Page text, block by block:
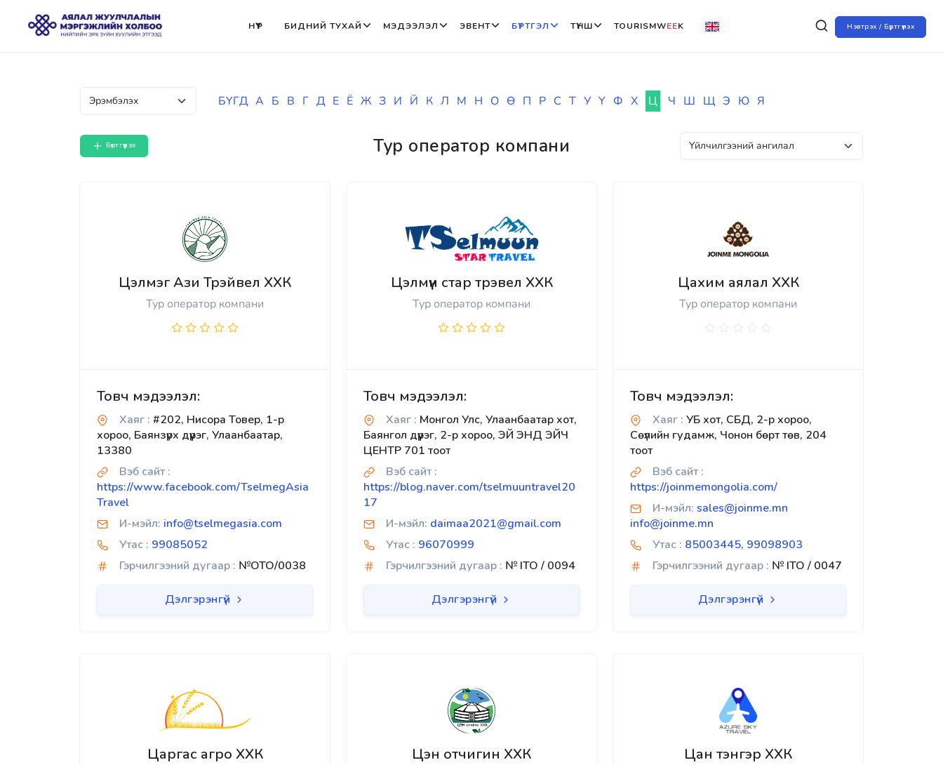
Нэвтрэх / Бүртгүүлэх
НҮҮР БИДНИЙ ТУХАЙ МЭДЭЭЛЭЛ ЭВЕНТ БҮРТГЭЛ ТҮНШ TOURISMWEEK
БҮГД А Б В Г Д Е Ё Ж З И Й К Л М Н О Ө П Р С Т У Ү Ф Х Ц Ч Ш Щ Э Ю Я
Бүртгүүлэх Тур оператор компани
Цэлмэг Ази Трэйвел ХХК
Тур оператор компани
Товч мэдээлэл:
Хаяг : #202, Нисора Товер, 1-р
хороо, Баянзүрх дүүрэг, Улаанбаатар,
13380
Вэб сайт :
https://www.facebook.com/TselmegAsia
Travel
И-мэйл: info@tselmegasia.com
Утас : 99085052
Гэрчилгээний дугаар : №OTO/0038
Дэлгэрэнгүй
Цэлмүүн стар трэвел ХХК
Тур оператор компани
Товч мэдээлэл:
Хаяг : Монгол Улс, Улаанбаатар хот,
Баянгол дүүрэг, 2-р хороо, ЭЙ ЭНД ЭЙЧ
ЦЕНТР 701 тоот
Вэб сайт :
https://blog.naver.com/tselmuuntravel20
17
И-мэйл: daimaa2021@gmail.com
Утас : 96070999
Гэрчилгээний дугаар : № ITO / 0094
Дэлгэрэнгүй
Цахим аялал ХХК
Тур оператор компани
Товч мэдээлэл:
Хаяг : УБ хот, СБД, 2-р хороо,
Сөүлийн гудамж, Чонон бөрт төв, 204
тоот
Вэб сайт :
https://joinmemongolia.com/
И-мэйл: sales@joinme.mn
info@joinme.mn
Утас : 85003445, 99098903
Гэрчилгээний дугаар : № ITO / 0047
Дэлгэрэнгүй
Царгас агро ХХК Цэн отчигин ХХК Цан тэнгэр ХХК